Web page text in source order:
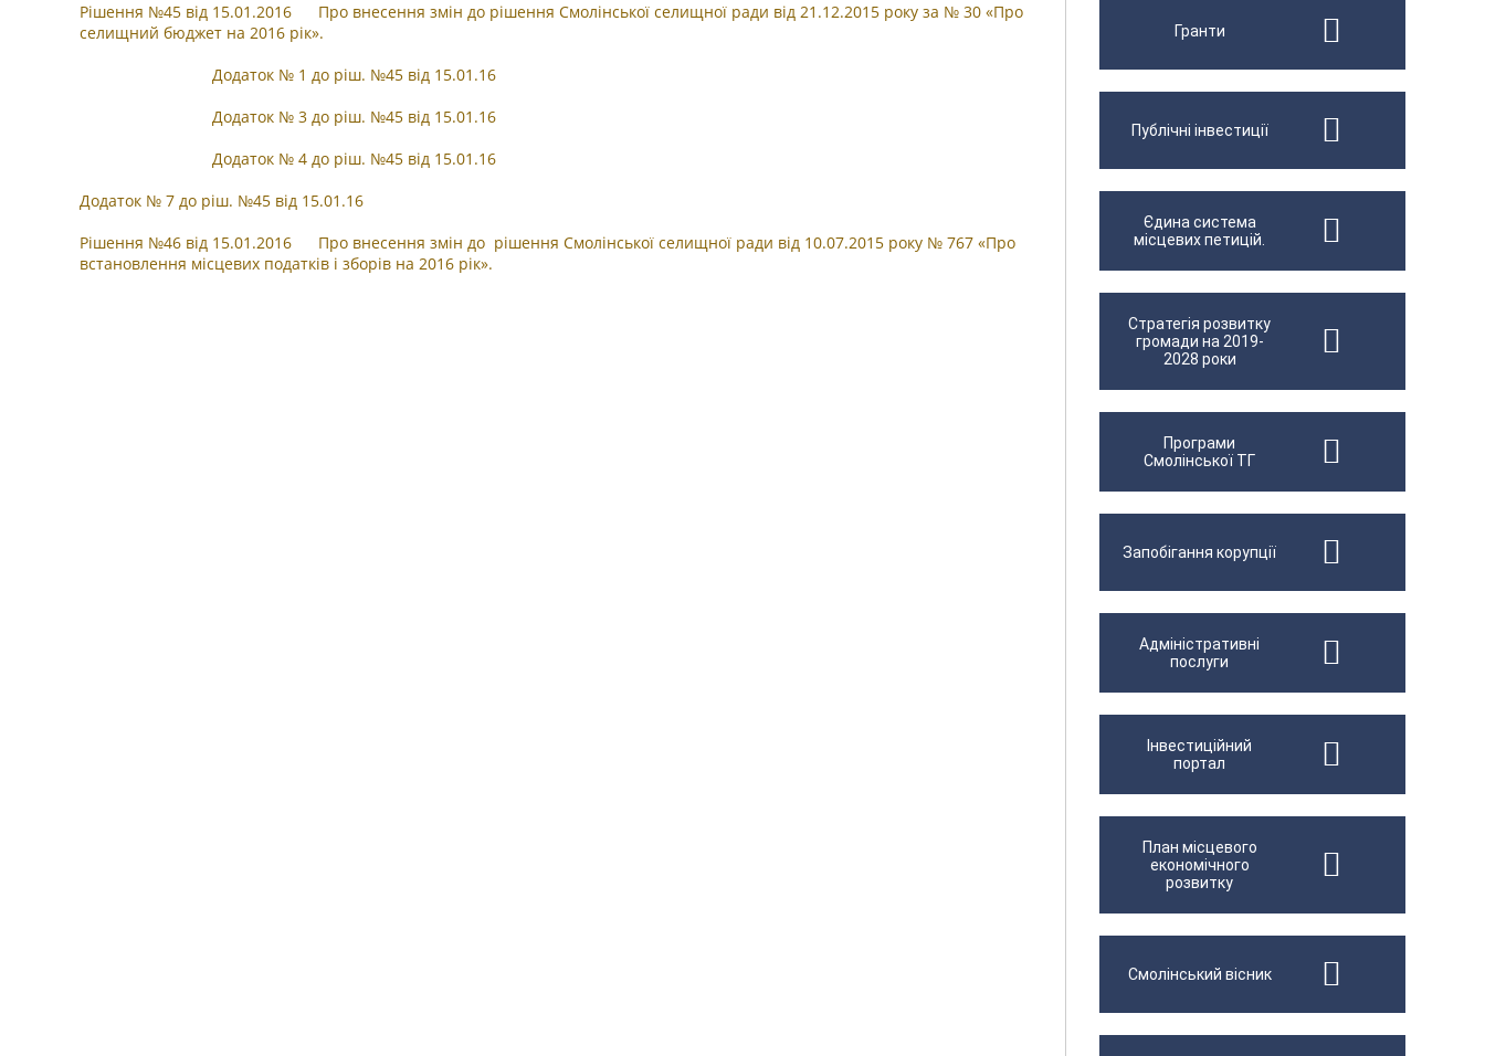
Рішення №45 від 15.01.2016 Про внесення змін до рішення Смолінської селищної ради від 21.12.2015 року за № 30 «Про
селищний бюджет на 2016 рік».
Додаток № 1 до ріш. №45 від 15.01.16
Додаток № 3 до ріш. №45 від 15.01.16
Додаток № 4 до ріш. №45 від 15.01.16
Додаток № 7 до ріш. №45 від 15.01.16
Рішення №46 від 15.01.2016 Про внесення змін до рішення Смолінської селищної ради від 10.07.2015 року № 767 «Про
встановлення місцевих податків і зборів на 2016 рік».
Гранти
Публічні інвестиції
Єдина система
місцевих петицій.
Стратегія розвитку
громади на 2019-
2028 роки
Програми
Смолінської ТГ
Запобігання корупції
Адміністративні
послуги
Інвестиційний
портал
План місцевого
економічного
розвитку
Смолінський вісник